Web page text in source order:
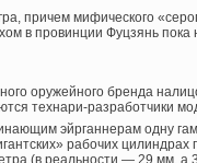
причем мифического
в провинции Фуцзянь
оружейного бренда
технари-разработчики
эйрганнерам одну
рабочих
(в реальности — 29 мм,